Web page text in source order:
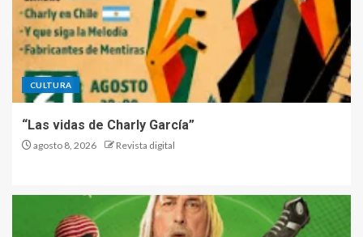
CULTURA
“Las vidas de Charly García”
agosto 8, 2026 Revista digital